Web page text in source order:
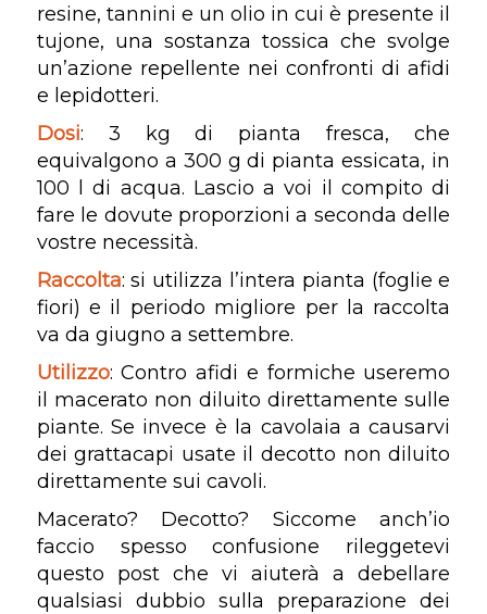
resine, tannini e un olio in cui è presente il
tujone, una sostanza tossica che svolge
un’azione repellente nei confronti di afidi
e lepidotteri.
Dosi: 3 kg di pianta fresca, che
equivalgono a 300 g di pianta essicata, in
100 l di acqua. Lascio a voi il compito di
fare le dovute proporzioni a seconda delle
vostre necessità.
Raccolta: si utilizza l’intera pianta (foglie e
fiori) e il periodo migliore per la raccolta
va da giugno a settembre.
Utilizzo: Contro afidi e formiche useremo
il macerato non diluito direttamente sulle
piante. Se invece è la cavolaia a causarvi
dei grattacapi usate il decotto non diluito
direttamente sui cavoli.
Macerato? Decotto? Siccome anch’io
faccio spesso confusione rileggetevi
questo post che vi aiuterà a debellare
qualsiasi dubbio sulla preparazione dei